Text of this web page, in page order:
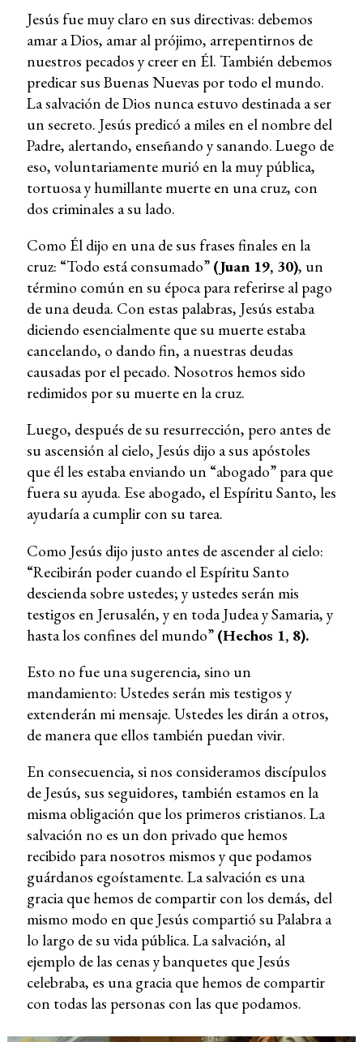
Jesús fue muy claro en sus directivas: debemos
amar a Dios, amar al prójimo, arrepentirnos de
nuestros pecados y creer en Él. También debemos
predicar sus Buenas Nuevas por todo el mundo.
La salvación de Dios nunca estuvo destinada a ser
un secreto. Jesús predicó a miles en el nombre del
Padre, alertando, enseñando y sanando. Luego de
eso, voluntariamente murió en la muy pública,
tortuosa y humillante muerte en una cruz, con
dos criminales a su lado.
Como Él dijo en una de sus frases finales en la
cruz: “Todo está consumado” (Juan 19, 30), un
término común en su época para referirse al pago
de una deuda. Con estas palabras, Jesús estaba
diciendo esencialmente que su muerte estaba
cancelando, o dando fin, a nuestras deudas
causadas por el pecado. Nosotros hemos sido
redimidos por su muerte en la cruz.
Luego, después de su resurrección, pero antes de
su ascensión al cielo, Jesús dijo a sus apóstoles
que él les estaba enviando un “abogado” para que
fuera su ayuda. Ese abogado, el Espíritu Santo, les
ayudaría a cumplir con su tarea.
Como Jesús dijo justo antes de ascender al cielo:
“Recibirán poder cuando el Espíritu Santo
descienda sobre ustedes; y ustedes serán mis
testigos en Jerusalén, y en toda Judea y Samaria, y
hasta los confines del mundo” (Hechos 1, 8).
Esto no fue una sugerencia, sino un
mandamiento: Ustedes serán mis testigos y
extenderán mi mensaje. Ustedes les dirán a otros,
de manera que ellos también puedan vivir.
En consecuencia, si nos consideramos discípulos
de Jesús, sus seguidores, también estamos en la
misma obligación que los primeros cristianos. La
salvación no es un don privado que hemos
recibido para nosotros mismos y que podamos
guárdanos egoístamente. La salvación es una
gracia que hemos de compartir con los demás, del
mismo modo en que Jesús compartió su Palabra a
lo largo de su vida pública. La salvación, al
ejemplo de las cenas y banquetes que Jesús
celebraba, es una gracia que hemos de compartir
con todas las personas con las que podamos.